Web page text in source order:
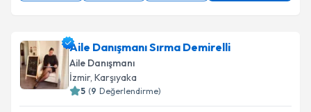
Aile Danışmanı Sırma Demirelli
Aile Danışmanı
İzmir, Karşıyaka
5 (9 Değerlendirme)